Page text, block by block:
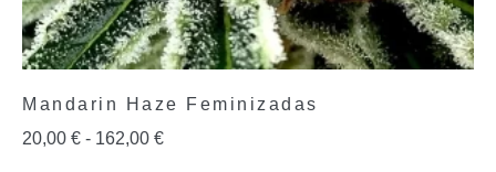
Mandarin Haze Feminizadas
20,00 € - 162,00 €